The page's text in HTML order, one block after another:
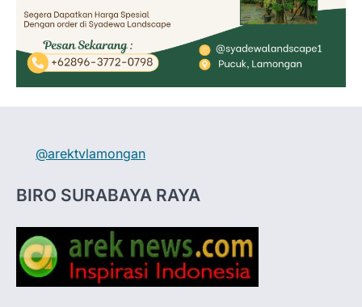
@arektvlamongan
BIRO SURABAYA RAYA